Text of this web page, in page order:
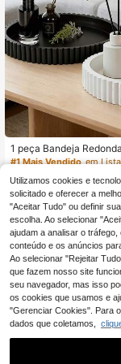
1 peça Bandeja
Arrumação de Joias,
ável, Poupa Espaço,
a Casa, Sala de Estar,
r, Cozinha, Casa de
al de Decoração para
o para Época de
a de Formaturas
#1 Mais Vendido
7,72€
8outros vendedores
Utilizamos cookies e
solicitado e oferecer a
"Aceitar Tudo" ou definir
escolha. Ao selecionar
ajudam a analisar o
conteúdo e os anúncios
Ao selecionar "Rejeitar
que fazem nosso site
seu navegador, mas isso
os cookies que usamos e
"Gerenciar Cookies". Para
dados que coletamos,